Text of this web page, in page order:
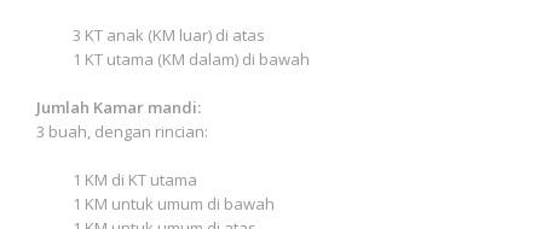
3 KT anak (KM luar) di atas
1 KT utama (KM dalam) di bawah
Jumlah Kamar mandi:
3 buah, dengan rincian:
1 KM di KT utama
1 KM untuk umum di bawah